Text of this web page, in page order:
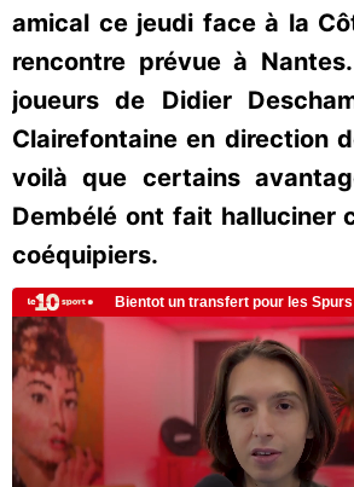
amical ce jeudi face à la
rencontre prévue à
joueurs de Didier
Clairefontaine en direction
voilà que certains
Dembélé ont fait halluciner
coéquipiers.